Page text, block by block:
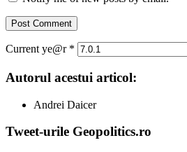
Current ye@r *
Autorul acestui articol:
Andrei Daicer
Tweet-urile Geopolitics.ro